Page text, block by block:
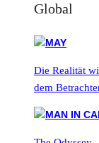
Global
Die Realität
dem